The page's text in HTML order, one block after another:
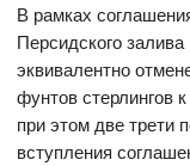
В рамках
Персидского
эквивалентно
фунтов стерлингов
при этом две трети
вступления